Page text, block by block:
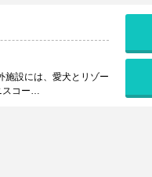
施設には、愛犬とリゾー
スコー…